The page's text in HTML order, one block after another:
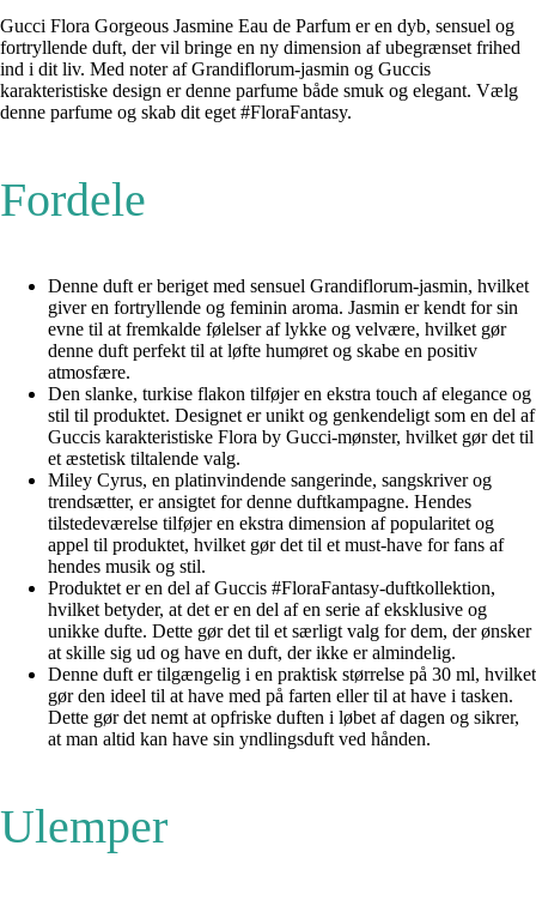
Gucci Flora Gorgeous Jasmine Eau de Parfum er en dyb, sensuel og
fortryllende duft, der vil bringe en ny dimension af ubegrænset frihed
ind i dit liv. Med noter af Grandiflorum-jasmin og Guccis
karakteristiske design er denne parfume både smuk og elegant. Vælg
denne parfume og skab dit eget #FloraFantasy.
Fordele
Denne duft er beriget med sensuel Grandiflorum-jasmin, hvilket
giver en fortryllende og feminin aroma. Jasmin er kendt for sin
evne til at fremkalde følelser af lykke og velvære, hvilket gør
denne duft perfekt til at løfte humøret og skabe en positiv
atmosfære.
Den slanke, turkise flakon tilføjer en ekstra touch af elegance og
stil til produktet. Designet er unikt og genkendeligt som en del af
Guccis karakteristiske Flora by Gucci-mønster, hvilket gør det til
et æstetisk tiltalende valg.
Miley Cyrus, en platinvindende sangerinde, sangskriver og
trendsætter, er ansigtet for denne duftkampagne. Hendes
tilstedeværelse tilføjer en ekstra dimension af popularitet og
appel til produktet, hvilket gør det til et must-have for fans af
hendes musik og stil.
Produktet er en del af Guccis #FloraFantasy-duftkollektion,
hvilket betyder, at det er en del af en serie af eksklusive og
unikke dufte. Dette gør det til et særligt valg for dem, der ønsker
at skille sig ud og have en duft, der ikke er almindelig.
Denne duft er tilgængelig i en praktisk størrelse på 30 ml, hvilket
gør den ideel til at have med på farten eller til at have i tasken.
Dette gør det nemt at opfriske duften i løbet af dagen og sikrer,
at man altid kan have sin yndlingsduft ved hånden.
Ulemper